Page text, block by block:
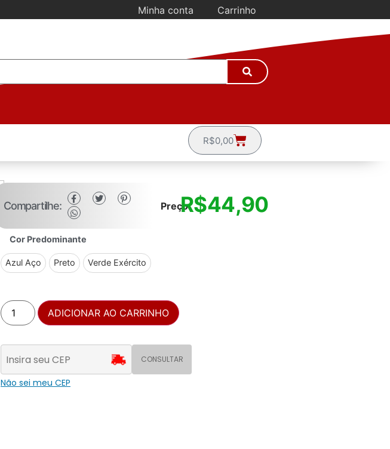
Minha conta Carrinho
R$0,00
Preço:
Compartilhe: R$44,90
Cor Predominante
Azul Aço Preto Verde Exército
ADICIONAR AO CARRINHO
CONSULTAR
Não sei meu CEP